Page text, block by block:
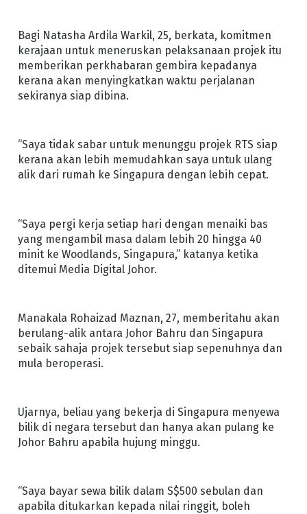
Bagi Natasha Ardila Warkil, 25, berkata, komitmen
kerajaan untuk meneruskan pelaksanaan projek itu
memberikan perkhabaran gembira kepadanya
kerana akan menyingkatkan waktu perjalanan
sekiranya siap dibina.
“Saya tidak sabar untuk menunggu projek RTS siap
kerana akan lebih memudahkan saya untuk ulang
alik dari rumah ke Singapura dengan lebih cepat.
“Saya pergi kerja setiap hari dengan menaiki bas
yang mengambil masa dalam lebih 20 hingga 40
minit ke Woodlands, Singapura,” katanya ketika
ditemui Media Digital Johor.
Manakala Rohaizad Maznan, 27, memberitahu akan
berulang-alik antara Johor Bahru dan Singapura
sebaik sahaja projek tersebut siap sepenuhnya dan
mula beroperasi.
Ujarnya, beliau yang bekerja di Singapura menyewa
bilik di negara tersebut dan hanya akan pulang ke
Johor Bahru apabila hujung minggu.
“Saya bayar sewa bilik dalam S$500 sebulan dan
apabila ditukarkan kepada nilai ringgit, boleh